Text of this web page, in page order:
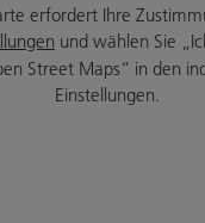
erfordert Ihre
und wählen Sie
Street Maps“ in den
Einstellungen.